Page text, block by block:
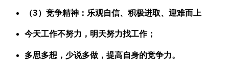
（3）竞争精神：乐观自信、积极进取、迎难而上
今天工作不努力，明天努力找工作；
多思多想，少说多做，提高自身的竞争力。